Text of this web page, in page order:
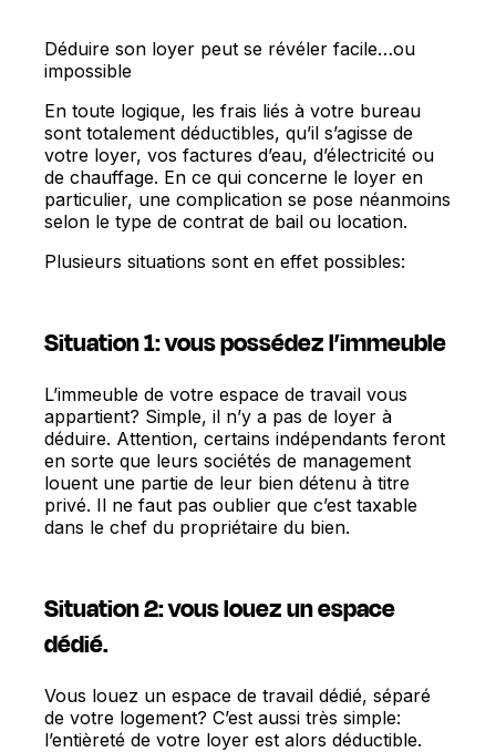
Déduire son loyer peut se révéler facile…ou
impossible
En toute logique, les frais liés à votre bureau
sont totalement déductibles, qu’il s’agisse de
votre loyer, vos factures d’eau, d’électricité ou
de chauffage. En ce qui concerne le loyer en
particulier, une complication se pose néanmoins
selon le type de contrat de bail ou location.
Plusieurs situations sont en effet possibles:
Situation 1: vous possédez l’immeuble
L’immeuble de votre espace de travail vous
appartient? Simple, il n’y a pas de loyer à
déduire. Attention, certains indépendants feront
en sorte que leurs sociétés de management
louent une partie de leur bien détenu à titre
privé. Il ne faut pas oublier que c’est taxable
dans le chef du propriétaire du bien.
Situation 2: vous louez un espace
dédié.
Vous louez un espace de travail dédié, séparé
de votre logement? C’est aussi très simple:
l’entièreté de votre loyer est alors déductible.